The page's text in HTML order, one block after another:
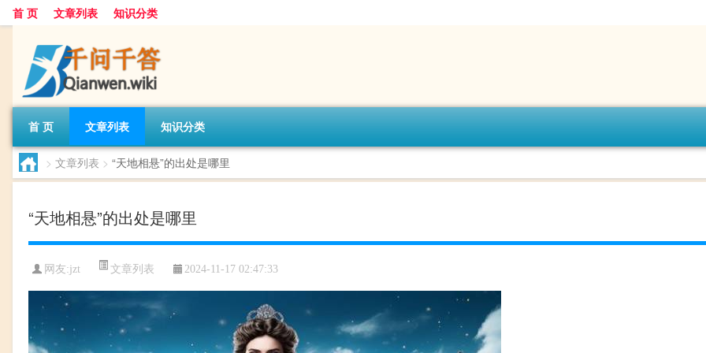
首 页 文章列表 知识分类
首 页 文章列表 知识分类
> 文章列表 > “天地相悬”的出处是哪里
“天地相悬”的出处是哪里
网友:jzt 文章列表 2024-11-17 02:47:33